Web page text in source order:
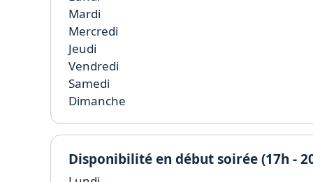
Mardi
Mercredi
Jeudi
Vendredi
Samedi
Dimanche
Disponibilité en début soirée (17h -